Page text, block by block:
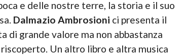
e delle nostre terre, la storia e il suo
Dalmazio Ambrosioni ci presenta il
di grande valore ma non abbastanza
Un altro libro e altra musica